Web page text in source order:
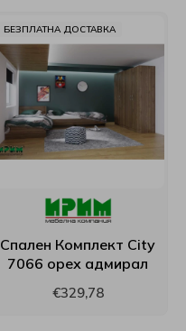
БЕЗПЛАТНА ДОСТАВКА
Спален Комплект City
7066 орех адмирал
€329,78